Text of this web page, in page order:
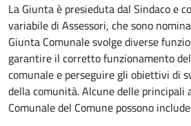
La Giunta è presieduta dal Sindaco e
variabile di Assessori, che sono
Giunta Comunale svolge diverse
garantire il corretto funzionamento
comunale e perseguire gli obiettivi di
della comunità. Alcune delle
Comunale del Comune possono